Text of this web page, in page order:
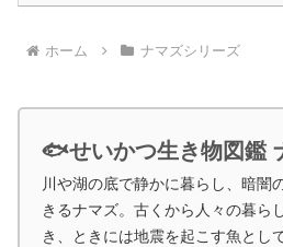
ホーム ナマズシリーズ
🐟せいかつ生き物図鑑
川や湖の底で静かに暮らし、暗闇
きるナマズ。古くから人々の暮ら
き、ときには地震を起こす魚とし